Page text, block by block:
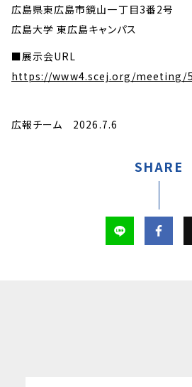
広島県東広島市鏡山一丁目3番2号
広島大学 東広島キャンパス
■展示会URL
https://www4.scej.org/meeting/
広報チーム 2026.7.6
SHARE